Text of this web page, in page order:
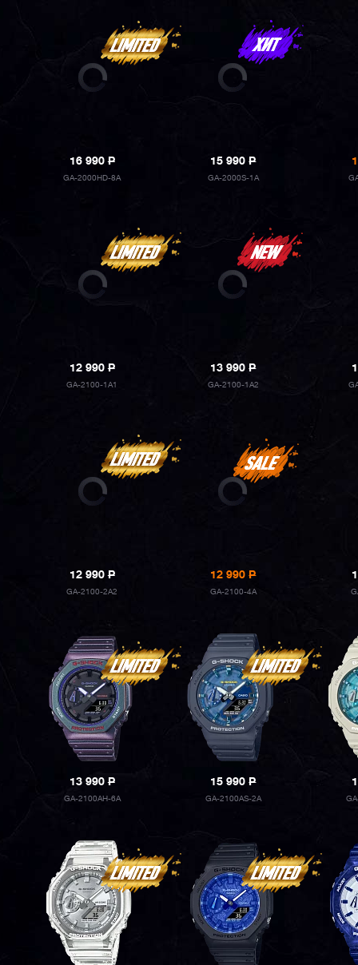
16 990P
GA-2000HD-8A
15 990P
GA-2000S-1A
12 990P
GA-2100-1A1
13 990P
GA-2100-1A2
12 990P
GA-2100-2A2
12 990P
GA-2100-4A
13 990P
GA-2100AH-6A
15 990P
GA-2100AS-2A